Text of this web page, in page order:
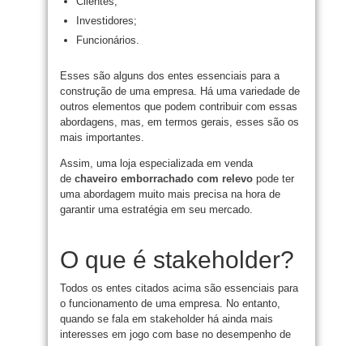
Investidores;
Funcionários.
Esses são alguns dos entes essenciais para a
construção de uma empresa. Há uma variedade de
outros elementos que podem contribuir com essas
abordagens, mas, em termos gerais, esses são os
mais importantes.
Assim, uma loja especializada em venda
de chaveiro emborrachado com relevo pode ter
uma abordagem muito mais precisa na hora de
garantir uma estratégia em seu mercado.
O que é stakeholder?
Todos os entes citados acima são essenciais para
o funcionamento de uma empresa. No entanto,
quando se fala em stakeholder há ainda mais
interesses em jogo com base no desempenho de